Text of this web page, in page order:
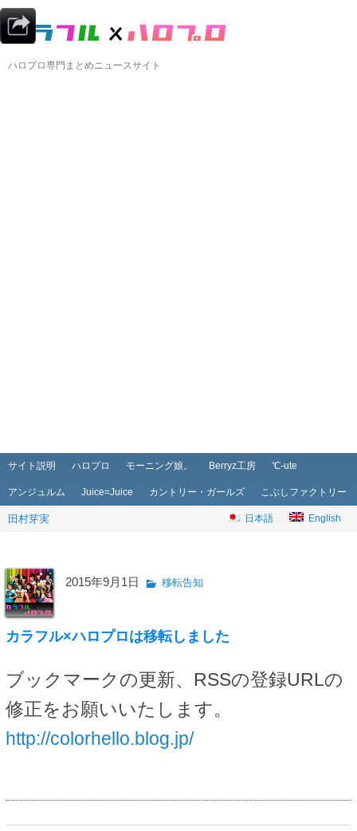
ハロプロ専門まとめニュースサイト
メインメニュー
メインコンテンツへ移動
サブコンテンツへ移動
サイト説明 ハロプロ モーニング娘。 Berryz工房 ℃-ute
アンジュルム Juice=Juice カントリー・ガールズ こぶしファクトリー
田村芽実 日本語 English
2015年9月1日 移転告知
カラフル×ハロプロは移転しました
ブックマークの更新、RSSの登録URLの
修正をお願いいたします。
http://colorhello.blog.jp/